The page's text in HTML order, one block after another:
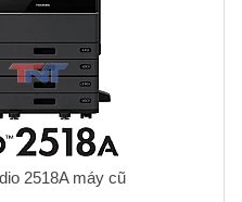
2518A máy cũ